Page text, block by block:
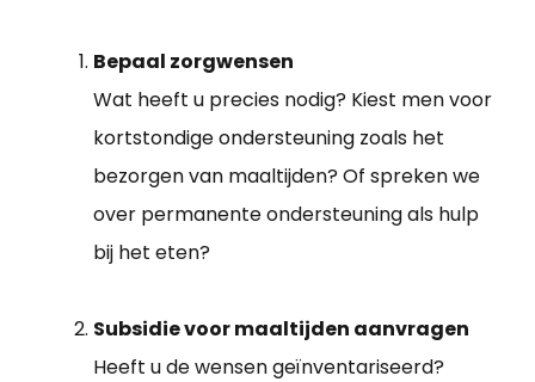
Bepaal zorgwensen
Wat heeft u precies nodig? Kiest men voor
kortstondige ondersteuning zoals het
bezorgen van maaltijden? Of spreken we
over permanente ondersteuning als hulp
bij het eten?
Subsidie voor maaltijden aanvragen
Heeft u de wensen geïnventariseerd?